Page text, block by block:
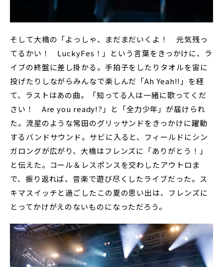
そして大橋の「よっしゃ、まだまだいくよ！ 元気残っ
てるかい！ LuckyFes！」という言葉をきっかけに、ラ
イブの終盤に差し掛かる。手拍子をしたりタオルを宙に
投げたりしながらみんなで楽しんだ「Ah Yeah!!」を経
て、ラストはあの曲。「知ってる人は一緒に歌ってくだ
さい！ Are you ready!?」と「全力少年」が届けられ
た。流星のような常田のグリッサンドをきっかけに躍動
するバンドサウンド。サビに入ると、フィールドにシン
ガロングが広がり、大橋はフレンズに「ありがとう！」
と伝えた。コール＆レスポンスを交わしたアウトロま
で、振り返れば、音楽で遊び尽くしたライブだった。ス
キマスイッチと過ごしたこの夏の思い出は、フレンズに
とってかけがえのないものになっただろう。